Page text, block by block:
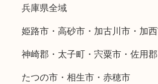
兵庫県全域
姫路市・高砂市・加古川市・加
神崎郡・太子町・宍粟市・佐用郡
たつの市・相生市・赤穂市